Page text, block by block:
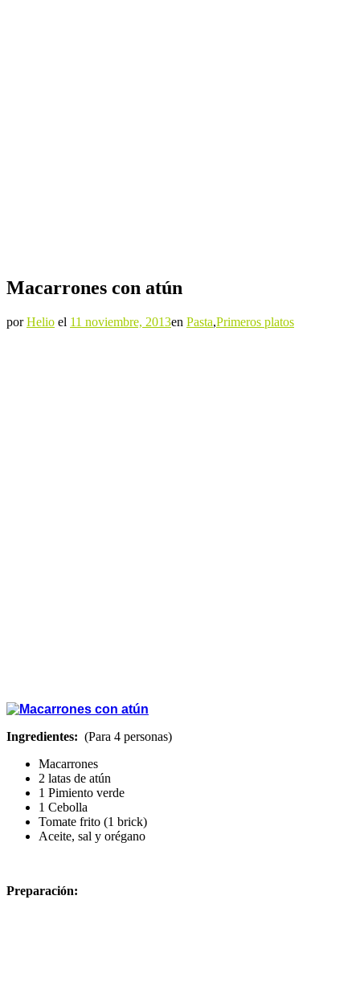
Macarrones con atún
porHelio el 11 noviembre, 2013en Pasta,Primeros platos
Ingredientes: (Para 4 personas)
Macarrones
2 latas de atún
1 Pimiento verde
1 Cebolla
Tomate frito (1 brick)
Aceite, sal y orégano
Preparación: